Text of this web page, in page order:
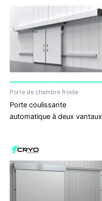
Porte de chambre froide
Porte coulissante
automatique à deux vantaux